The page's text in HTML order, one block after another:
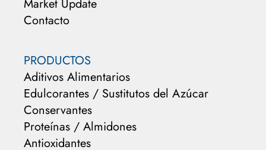
Market Update
Contacto
PRODUCTOS
Aditivos Alimentarios
Edulcorantes / Sustitutos del Azúcar
Conservantes
Proteínas / Almidones
Antioxidantes